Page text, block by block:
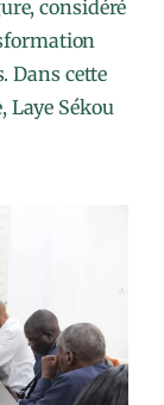
considéré
Dans cette
Laye Sékou